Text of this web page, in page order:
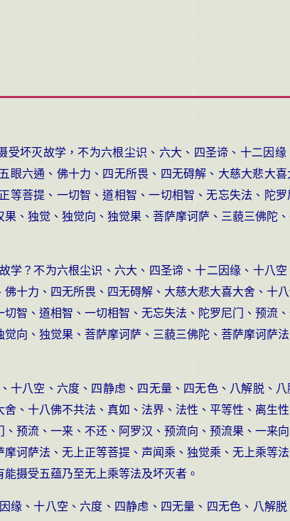
受坏灭故学，不为六根尘识、六大、四圣谛、十二因
六通、佛十力、四无所畏、四无碍解、大慈大悲大
菩提、一切智、道相智、一切相智、无忘失法、陀
、独觉、独觉向、独觉果、菩萨摩诃萨、三藐三佛陀
学？不为六根尘识、六大、四圣谛、十二因缘、十八
十力、四无所畏、四无碍解、大慈大悲大喜大舍、十
智、道相智、一切相智、无忘失法、陀罗尼门、预流
向、独觉果、菩萨摩诃萨、三藐三佛陀、菩萨摩诃萨
十八空、六度、四静虑、四无量、四无色、八解脱、
、十八佛不共法、真如、法界、法性、平等性、离生
预流、一来、不还、阿罗汉、预流向、预流果、一来
诃萨法、无上正等菩提、声闻乘、独觉乘、无上乘等
摄受五蕴乃至无上乘等法及坏灭者。
、十八空、六度、四静虑、四无量、四无色、八解脱